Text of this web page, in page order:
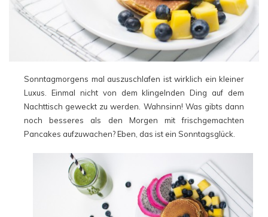
Sonntagmorgens mal auszuschlafen ist wirklich ein kleiner
Luxus. Einmal nicht von dem klingelnden Ding auf dem
Nachttisch geweckt zu werden. Wahnsinn! Was gibts dann
noch besseres als den Morgen mit frischgemachten
Pancakes aufzuwachen? Eben, das ist ein Sonntagsglück.